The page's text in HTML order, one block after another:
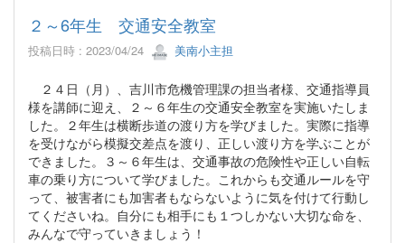
２～6年生 交通安全教室
投稿日時 : 2023/04/24 美南小主担
２４日（月）、吉川市危機管理課の担当者様、交通指導員
様を講師に迎え、２～６年生の交通安全教室を実施いたしま
した。２年生は横断歩道の渡り方を学びました。実際に指導
を受けながら模擬交差点を渡り、正しい渡り方を学ぶことが
できました。３～６年生は、交通事故の危険性や正しい自転
車の乗り方について学びました。これからも交通ルールを守
って、被害者にも加害者もならないように気を付けて行動し
てくださいね。自分にも相手にも１つしかない大切な命を、
みんなで守っていきましょう！